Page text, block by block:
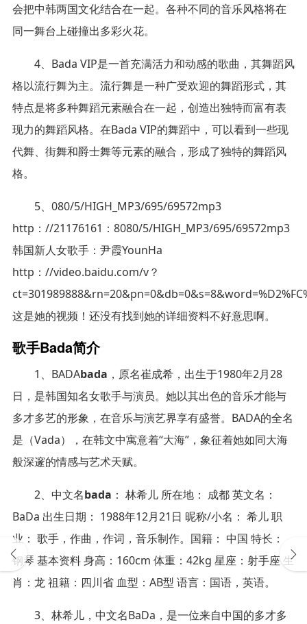
会把中韩两国文化结合在一起。各种不同的音乐风格将在
同一舞台上碰撞出多彩火花。
4、Bada VIP是一首充满活力和动感的歌曲，其舞蹈风
格以流行舞为主。流行舞是一种广受欢迎的舞蹈形式，其
特点是将多种舞蹈元素融合在一起，创造出独特而富有表
现力的舞蹈风格。在Bada VIP的舞蹈中，可以看到一些现
代舞、街舞和爵士舞等元素的融合，形成了独特的舞蹈风
格。
5、080/5/HIGH_MP3/695/69572mp3
http：//21176161：8080/5/HIGH_MP3/695/69572mp3
韩国新人女歌手：尹霞YounHa
http：//video.baidu.com/v？
这是她的视频！还没有找到她的详细资料不好意思啊。
歌手Bada简介
1、BADAbada ，原名崔成希，出生于1980年2月28
日，是韩国知名女歌手与演员。她以其出色的音乐才能与
多才多艺的形象，在音乐与演艺界享有盛誉。BADA的全名
是（Vada），在韩文中寓意着“大海”，象征着她如同大海
般深邃的情感与艺术天赋。
2、中文名bada ： 林希儿 所在地： 成都 英文名：
BaDa 出生日期： 1988年12月21日 昵称/小名： 希儿 职
业： 歌手，作曲，作词，音乐制作。国籍： 中国 特长：
钢琴 基本资料 身高：160cm 体重：42kg 星座：射手座 生
肖：龙 祖籍：四川省 血型：AB型 语言：国语，英语。
3、林希儿，中文名BaDa，是一位来自中国的多才多